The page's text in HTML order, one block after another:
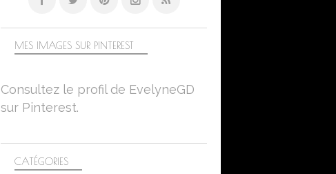
CATÉGORIES
MES IMAGES SUR PINTEREST
Consultez le profil de EvelyneGD
sur Pinterest.